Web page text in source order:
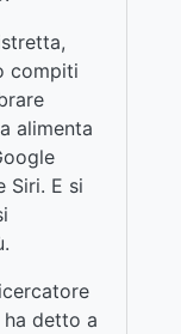
compiti
alimenta
Siri. E si
detto a